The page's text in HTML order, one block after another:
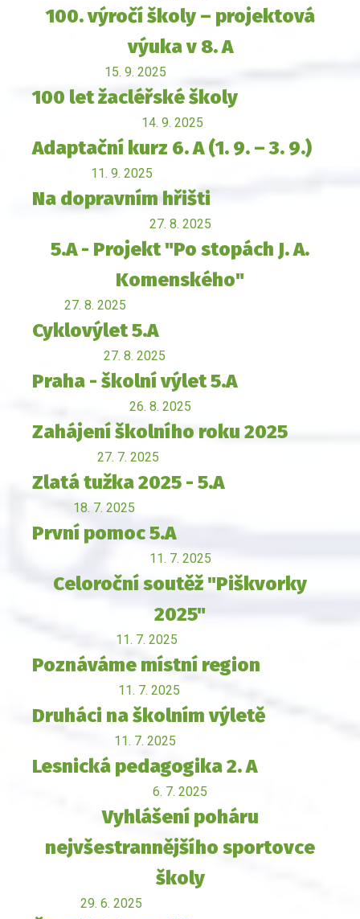
100. výročí školy – projektová
výuka v 8. A
15. 9. 2025
100 let žacléřské školy
14. 9. 2025
Adaptační kurz 6. A (1. 9. – 3. 9.)
11. 9. 2025
Na dopravním hřišti
27. 8. 2025
5.A - Projekt "Po stopách J. A.
Komenského"
27. 8. 2025
Cyklovýlet 5.A
27. 8. 2025
Praha - školní výlet 5.A
26. 8. 2025
Zahájení školního roku 2025
27. 7. 2025
Zlatá tužka 2025 - 5.A
18. 7. 2025
První pomoc 5.A
11. 7. 2025
Celoroční soutěž "Piškvorky
2025"
11. 7. 2025
Poznáváme místní region
11. 7. 2025
Druháci na školním výletě
11. 7. 2025
Lesnická pedagogika 2. A
6. 7. 2025
Vyhlášení poháru
nejvšestrannějšího sportovce
školy
29. 6. 2025